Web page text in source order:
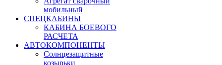
мобильный
СПЕЦКАБИНЫ
КАБИНА БОЕВОГО
РАСЧЕТА
АВТОКОМПОНЕНТЫ
Солнцезащитные
козырьки